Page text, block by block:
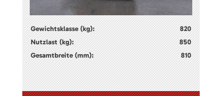
Gewichtsklasse (kg):
820
Nutzlast (kg):
850
Gesamtbreite (mm):
810